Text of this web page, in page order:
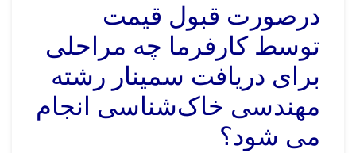
درصورت قبول قیمت
توسط کارفرما چه مراحلی
برای دریافت سمینار رشته
مهندسی خاک‌شناسی انجام
می شود؟